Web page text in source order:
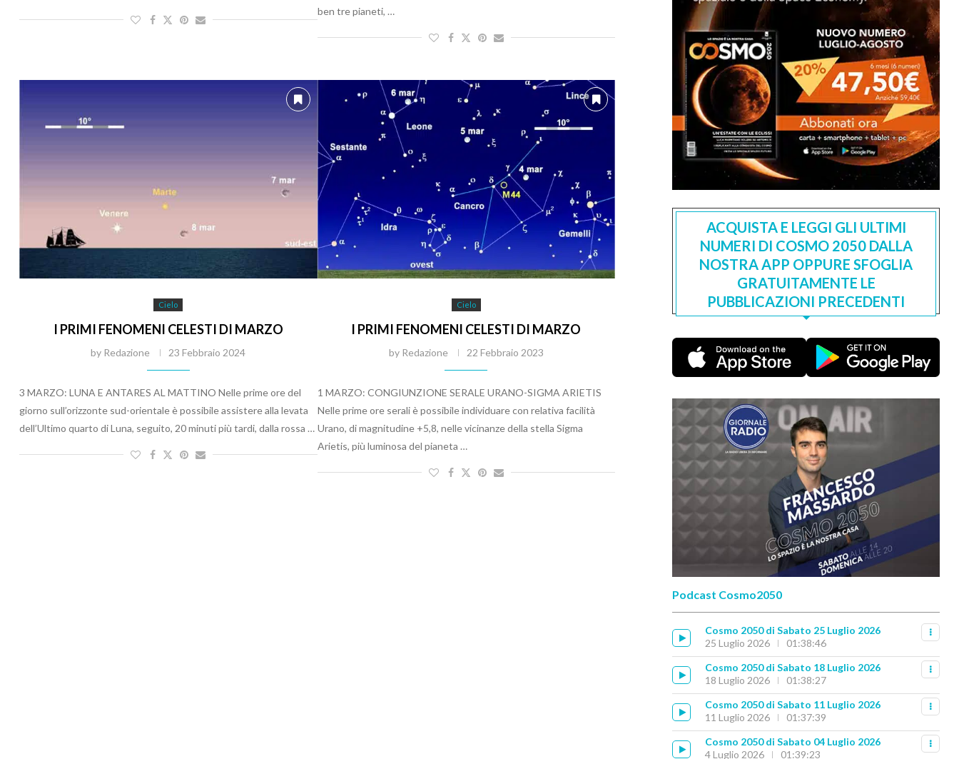
ben tre pianeti, …
Cielo
I PRIMI FENOMENI CELESTI DI MARZO
by Redazione 23 Febbraio 2024
3 MARZO: LUNA E ANTARES AL MATTINO Nelle prime ore del
giorno sull’orizzonte sud-orientale è possibile assistere alla levata
dell’Ultimo quarto di Luna, seguito, 20 minuti più tardi, dalla rossa …
Cielo
I PRIMI FENOMENI CELESTI DI MARZO
by Redazione 22 Febbraio 2023
1 MARZO: CONGIUNZIONE SERALE URANO-SIGMA ARIETIS
Nelle prime ore serali è possibile individuare con relativa facilità
Urano, di magnitudine +5,8, nelle vicinanze della stella Sigma
Arietis, più luminosa del pianeta …
ACQUISTA E LEGGI GLI ULTIMI
NUMERI DI COSMO 2050 DALLA
NOSTRA APP OPPURE SFOGLIA
GRATUITAMENTE LE
PUBBLICAZIONI PRECEDENTI
Podcast Cosmo2050
Cosmo 2050 di Sabato 25 Luglio 2026
25 Luglio 2026
01:38:46
Cosmo 2050 di Sabato 18 Luglio 2026
18 Luglio 2026
01:38:27
Cosmo 2050 di Sabato 11 Luglio 2026
11 Luglio 2026
01:37:39
Cosmo 2050 di Sabato 04 Luglio 2026
4 Luglio 2026
01:39:23